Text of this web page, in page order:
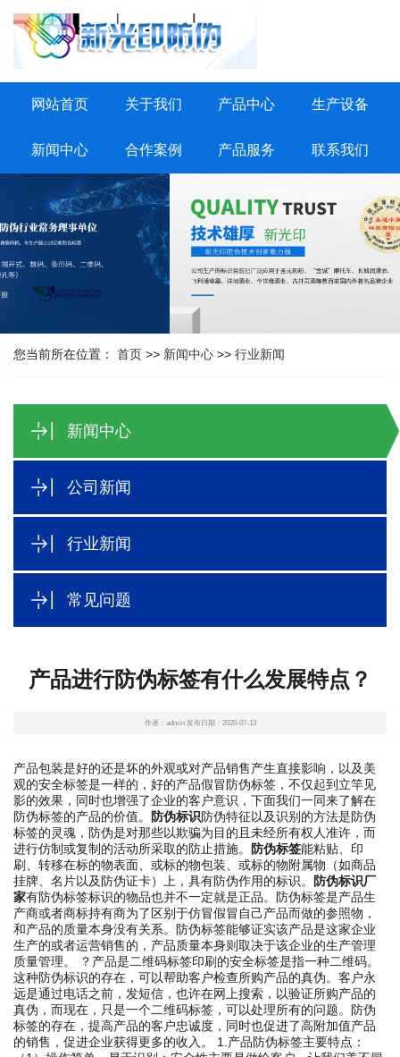
网站首页 关于我们 产品中心 生产设备
新闻中心 合作案例 产品服务 联系我们
您当前所在位置： 首页 >> 新闻中心 >> 行业新闻
新闻中心
公司新闻
行业新闻
常见问题
产品进行防伪标签有什么发展特点？
作者：admin 发布日期：2020-07-13
产品包装是好的还是坏的外观或对产品销售产生直接影响，以及美
观的安全标签是一样的，好的产品假冒防伪标签，不仅起到立竿见
影的效果，同时也增强了企业的客户意识，下面我们一同来了解在
防伪标签的产品的价值。
防伪标识防伪特征以及识别的方法是防伪
标签的灵魂，防伪是对那些以欺骗为目的且未经所有权人准许，而
进行仿制或复制的活动所采取的防止措施。
防伪标签能粘贴、印
刷、转移在标的物表面、或标的物包装、或标的物附属物（如商品
挂牌、名片以及防伪证卡）上，具有防伪作用的标识。
防伪标识厂
家有防伪标签标识的物品也并不一定就是正品。防伪标签是产品生
产商或者商标持有商为了区别于仿冒假冒自己产品而做的参照物，
和产品的质量本身没有关系。防伪标签能够证实该产品是这家企业
生产的或者运营销售的，产品质量本身则取决于该企业的生产管理
质量管理。 ？产品是二维码标签印刷的安全标签是指一种二维码。
这种防伪标识的存在，可以帮助客户检查所购产品的真伪。客户永
远是通过电话之前，发短信，也许在网上搜索，以验证所购产品的
真伪，而现在，只是一个二维码标签，可以处理所有的问题。防伪
标签的存在，提高产品的客户忠诚度，同时也促进了高附加值产品
的销售，促进企业获得更多的收入。 1.产品防伪标签主要特点：